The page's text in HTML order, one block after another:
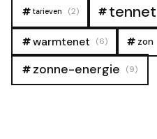
tarieven (2) tennet
warmtenet (6) zon
zonne-energie (9)